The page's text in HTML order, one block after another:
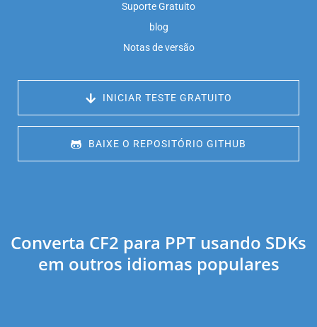
Suporte Gratuito
blog
Notas de versão
INICIAR TESTE GRATUITO
BAIXE O REPOSITÓRIO GITHUB
Converta CF2 para PPT usando SDKs
em outros idiomas populares